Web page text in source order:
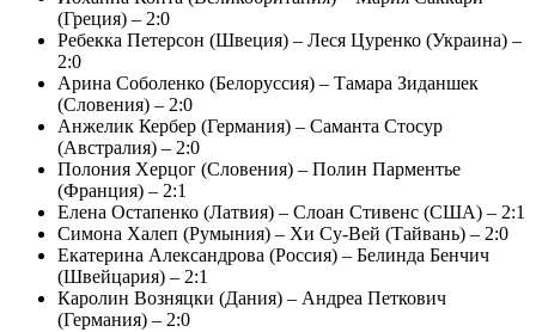
(Греция) – 2:0
Ребекка Петерсон (Швеция) – Леся Цуренко (Украина) –
2:0
Арина Соболенко (Белоруссия) – Тамара Зиданшек
(Словения) – 2:0
Анжелик Кербер (Германия) – Саманта Стосур
(Австралия) – 2:0
Полония Херцог (Словения) – Полин Парментье
(Франция) – 2:1
Елена Остапенко (Латвия) – Слоан Стивенс (США) – 2:1
Симона Халеп (Румыния) – Хи Су-Вей (Тайвань) – 2:0
Екатерина Александрова (Россия) – Белинда Бенчич
(Швейцария) – 2:1
Каролин Возняцки (Дания) – Андреа Петкович
(Германия) – 2:0